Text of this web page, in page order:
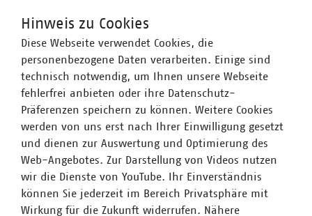
Hinweis zu Cookies
Diese Webseite verwendet Cookies, die
personenbezogene Daten verarbeiten. Einige sind
technisch notwendig, um Ihnen unsere Webseite
fehlerfrei anbieten oder ihre Datenschutz-
Präferenzen speichern zu können. Weitere Cookies
werden von uns erst nach Ihrer Einwilligung gesetzt
und dienen zur Auswertung und Optimierung des
Web-Angebotes. Zur Darstellung von Videos nutzen
wir die Dienste von YouTube. Ihr Einverständnis
können Sie jederzeit im Bereich Privatsphäre mit
Wirkung für die Zukunft widerrufen. Nähere